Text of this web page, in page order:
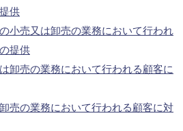
供
小売又は卸売の業務において行われ
提供
卸売の業務において行われる顧客に
売の業務において行われる顧客に対